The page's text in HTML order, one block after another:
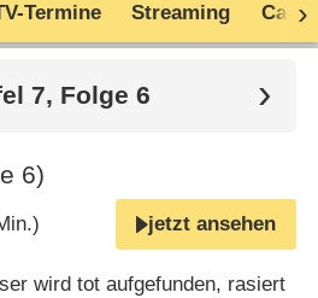
Termine Streaming Cast
7, Folge 6
6)
jetzt ansehen
wird tot aufgefunden, rasiert